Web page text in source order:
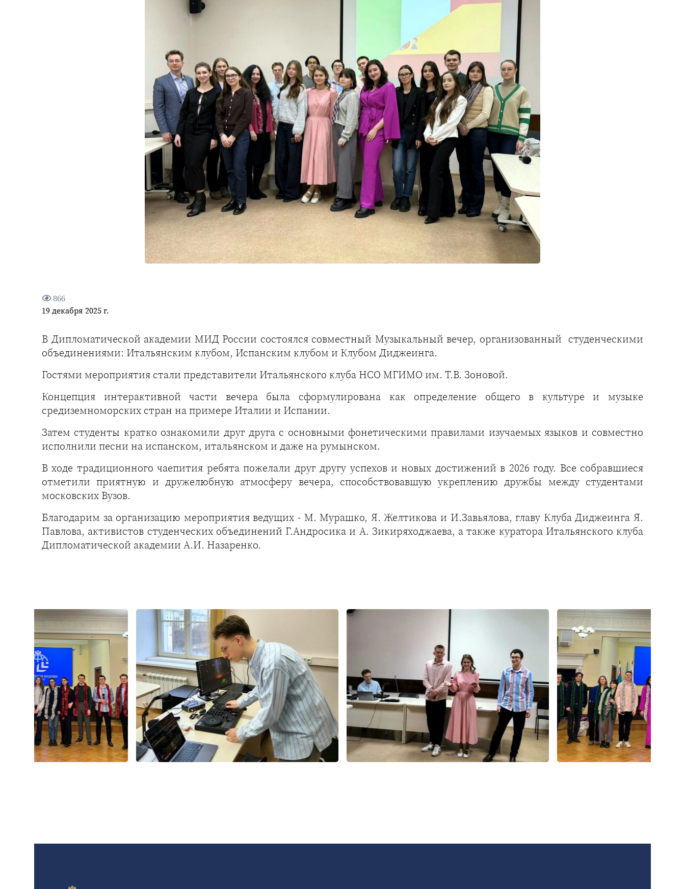
866
19 декабря 2025 г.
В Дипломатической академии МИД России состоялся совместный Музыкальный вечер, организованный студенческими
объединениями: Итальянским клубом, Испанским клубом и Клубом Диджеинга.
Гостями мероприятия стали представители Итальянского клуба НСО МГИМО им. Т.В. Зоновой.
Концепция интерактивной части вечера была сформулирована как определение общего в культуре и музыке
средиземноморских стран на примере Италии и Испании.
Затем студенты кратко ознакомили друг друга с основными фонетическими правилами изучаемых языков и совместно
исполнили песни на испанском, итальянском и даже на румынском.
В ходе традиционного чаепития ребята пожелали друг другу успехов и новых достижений в 2026 году. Все собравшиеся
отметили приятную и дружелюбную атмосферу вечера, способствовавшую укреплению дружбы между студентами
московских Вузов.
Благодарим за организацию мероприятия ведущих - М. Мурашко, Я. Желтикова и И.Завьялова, главу Клуба Диджеинга Я.
Павлова, активистов студенческих объединений Г.Андросика и А. Зикиряходжаева, а также куратора Итальянского клуба
Дипломатической академии А.И. Назаренко.